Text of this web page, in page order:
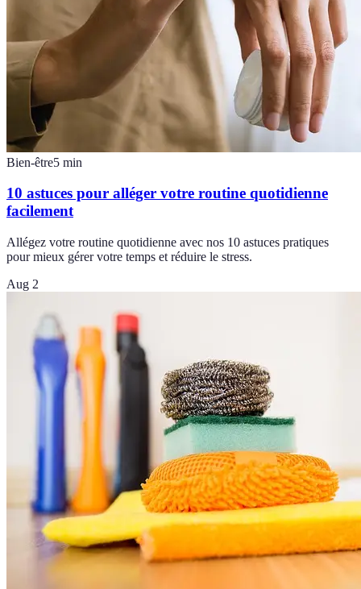
Bien-être5 min
10 astuces pour alléger votre routine quotidienne
facilement
Allégez votre routine quotidienne avec nos 10 astuces pratiques
pour mieux gérer votre temps et réduire le stress.
Aug 2